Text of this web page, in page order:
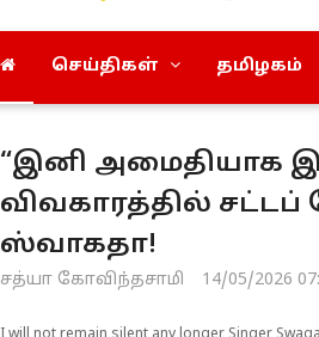
செய்திகள் தமிழகம்
“இனி அமைதியாக
விவகாரத்தில்
ஸ்வாகதா!
சத்யா கோவிந்தசாமி 14/05/2026